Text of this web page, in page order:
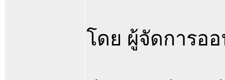
โดย ผู้จัดการอ